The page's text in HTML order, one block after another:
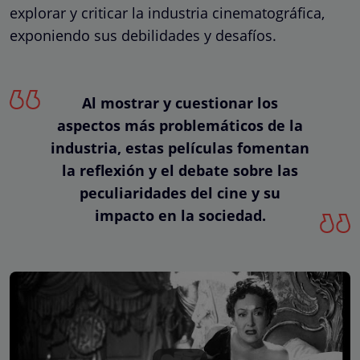
explorar y criticar la industria cinematográfica,
exponiendo sus debilidades y desafíos.
Al mostrar y cuestionar los
aspectos más problemáticos de la
industria, estas películas fomentan
la reflexión y el debate sobre las
peculiaridades del cine y su
impacto en la sociedad.